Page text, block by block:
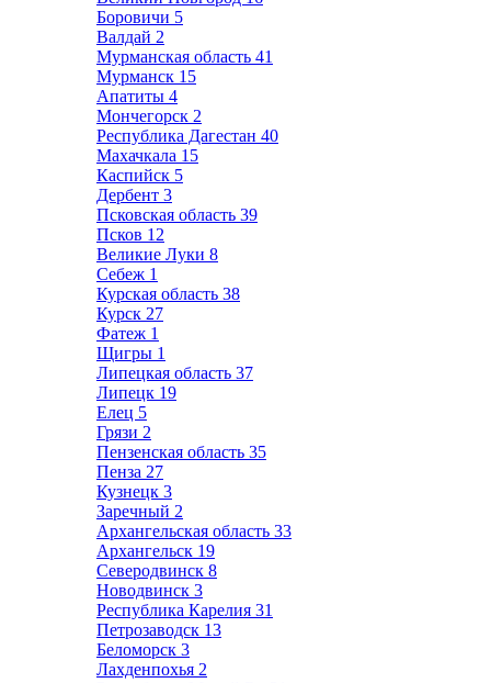
Боровичи 5
Валдай 2
Мурманская область 41
Мурманск 15
Апатиты 4
Мончегорск 2
Республика Дагестан 40
Махачкала 15
Каспийск 5
Дербент 3
Псковская область 39
Псков 12
Великие Луки 8
Себеж 1
Курская область 38
Курск 27
Фатеж 1
Щигры 1
Липецкая область 37
Липецк 19
Елец 5
Грязи 2
Пензенская область 35
Пенза 27
Кузнецк 3
Заречный 2
Архангельская область 33
Архангельск 19
Северодвинск 8
Новодвинск 3
Республика Карелия 31
Петрозаводск 13
Беломорск 3
Лахденпохья 2